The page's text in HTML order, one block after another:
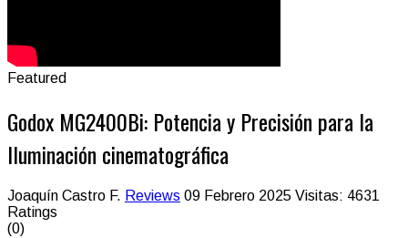
Featured
Godox MG2400Bi: Potencia y Precisión para la
Iluminación cinematográfica
Joaquín Castro F. Reviews 09 Febrero 2025 Visitas: 4631
Ratings
(0)